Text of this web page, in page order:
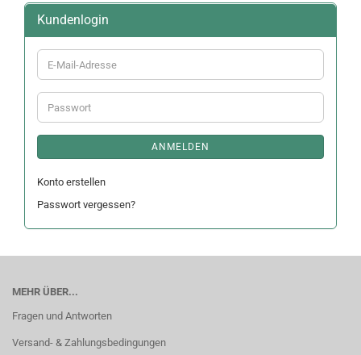
Kundenlogin
E-
Mail-
Adresse
Passwort
ANMELDEN
Konto erstellen
Passwort vergessen?
MEHR ÜBER...
Fragen und Antworten
Versand- & Zahlungsbedingungen